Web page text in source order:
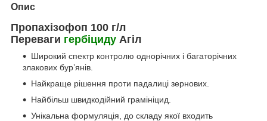
Опис
Пропахізофоп 100 г/л
Переваги гербіциду Агіл
Широкий спектр контролю однорічних і багаторічних
злакових бур’янів.
Найкраще рішення проти падалиці зернових.
Найбільш швидкодійний грамініцид.
Унікальна формуляція, до складу якої входить